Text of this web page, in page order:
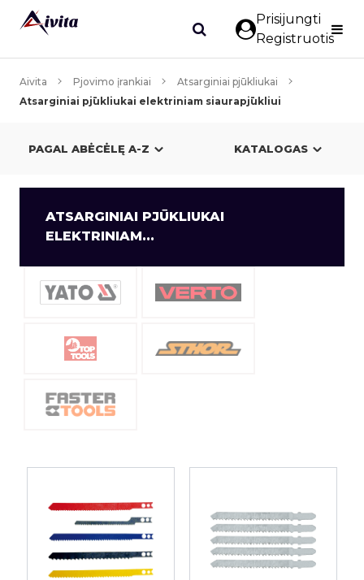
Prisijungti
Registruotis
Aivita Pjovimo įrankiai
Atsarginiai pjūkliukai
Atsarginiai pjūkliukai elektriniam siaurapjūkliui
KATALOGAS
ATSARGINIAI PJŪKLIUKAI
ELEKTRINIAM...